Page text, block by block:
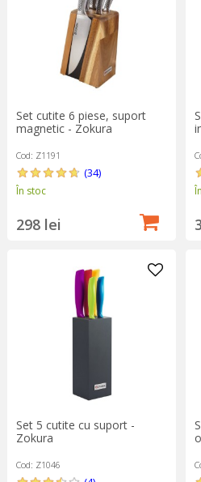
Set cutite 6 piese, suport
magnetic - Zokura
Cod: Z1191
(34)
În stoc
298 lei
Set 5 cutite cu suport -
Zokura
Cod: Z1046